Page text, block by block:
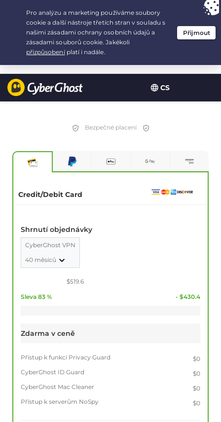
CS
Your choice:The Best Dealfor 3.3333333333333-years at $
/month
Bezpečné placení
Credit/Debit Card
Shrnutí objednávky
CyberGhost VPN
40 měsíců
$519.6
Sleva 83 % - $430.4
Zdarma v ceně
Přístup k funkci Privacy Guard
$0
CyberGhost ID Guard
$0
CyberGhost Mac Cleaner
$0
Přístup k serverům NoSpy
$0